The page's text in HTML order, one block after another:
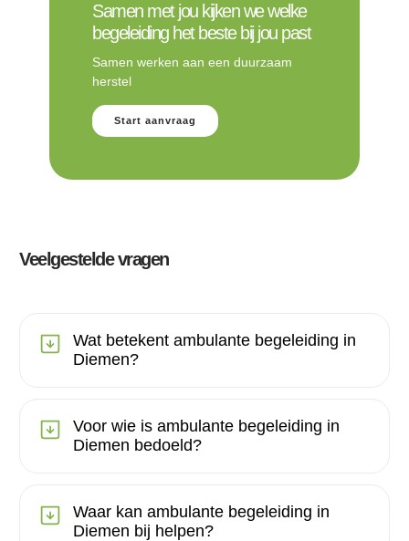
Samen met jou kijken we welke
begeleiding het beste bij jou past
Samen werken aan een duurzaam
herstel
Start aanvraag
Veelgestelde vragen
Wat betekent ambulante begeleiding in
Diemen?
Voor wie is ambulante begeleiding in
Diemen bedoeld?
Waar kan ambulante begeleiding in
Diemen bij helpen?